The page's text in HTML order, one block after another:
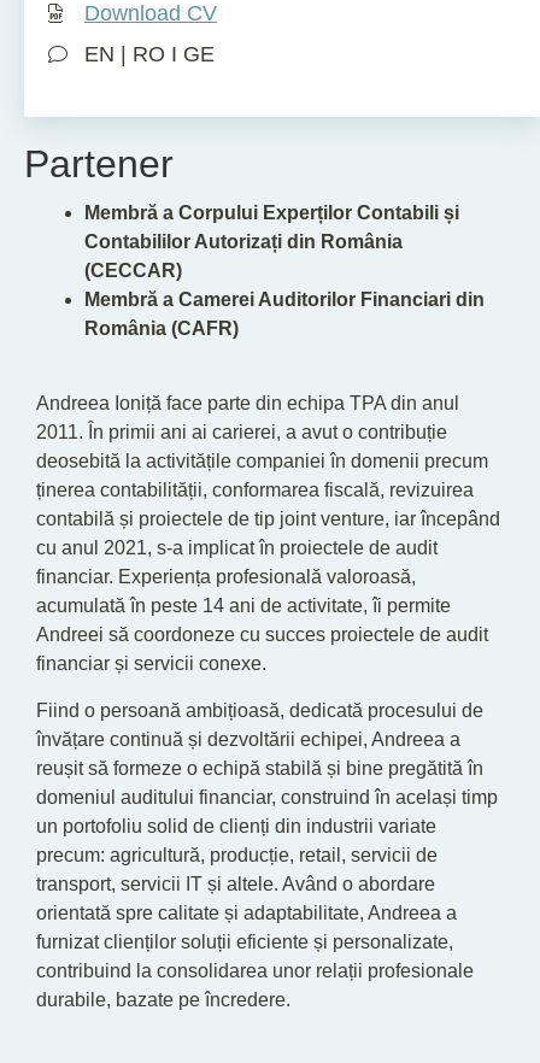
Download CV
EN | RO I GE
Partener
Membră a Corpului Experților Contabili și
Contabililor Autorizați din România
(CECCAR)
Membră a Camerei Auditorilor Financiari din
România (CAFR)
Andreea Ioniță face parte din echipa TPA din anul
2011. În primii ani ai carierei, a avut o contribuție
deosebită la activitățile companiei în domenii precum
ținerea contabilității, conformarea fiscală, revizuirea
contabilă și proiectele de tip joint venture, iar începând
cu anul 2021, s-a implicat în proiectele de audit
financiar. Experiența profesională valoroasă,
acumulată în peste 14 ani de activitate, îi permite
Andreei să coordoneze cu succes proiectele de audit
financiar și servicii conexe.
Fiind o persoană ambițioasă, dedicată procesului de
învățare continuă și dezvoltării echipei, Andreea a
reușit să formeze o echipă stabilă și bine pregătită în
domeniul auditului financiar, construind în același timp
un portofoliu solid de clienți din industrii variate
precum: agricultură, producție, retail, servicii de
transport, servicii IT și altele. Având o abordare
orientată spre calitate și adaptabilitate, Andreea a
furnizat clienților soluții eficiente și personalizate,
contribuind la consolidarea unor relații profesionale
durabile, bazate pe încredere.